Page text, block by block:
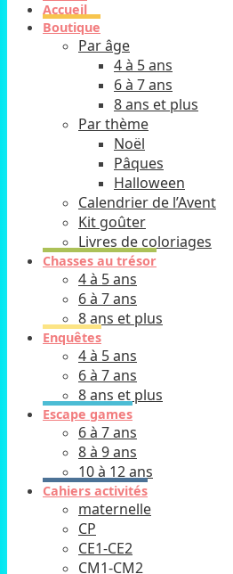
Accueil
Boutique
Par âge
4 à 5 ans
6 à 7 ans
8 ans et plus
Par thème
Noël
Pâques
Halloween
Calendrier de l’Avent
Kit goûter
Livres de coloriages
Chasses au trésor
4 à 5 ans
6 à 7 ans
8 ans et plus
Enquêtes
4 à 5 ans
6 à 7 ans
8 ans et plus
Escape games
6 à 7 ans
8 à 9 ans
10 à 12 ans
Cahiers activités
maternelle
CP
CE1-CE2
CM1-CM2